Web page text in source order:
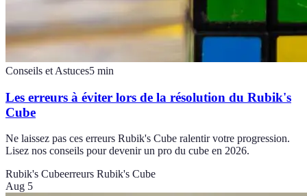
Conseils et Astuces5 min
Les erreurs à éviter lors de la résolution du Rubik's
Cube
Ne laissez pas ces erreurs Rubik's Cube ralentir votre progression.
Lisez nos conseils pour devenir un pro du cube en 2026.
Rubik's Cubeerreurs Rubik's Cube
Aug 5